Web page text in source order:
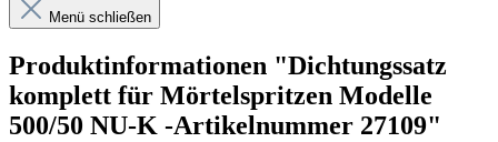
Menü schließen
Produktinformationen "Dichtungssatz
komplett für Mörtelspritzen Modelle
500/50 NU-K -Artikelnummer 27109"